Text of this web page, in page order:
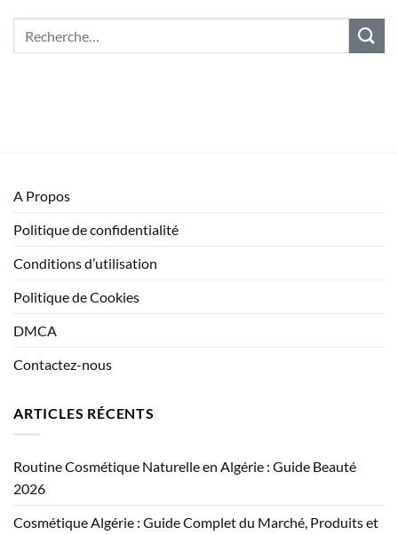
A Propos
Politique de confidentialité
Conditions d’utilisation
Politique de Cookies
DMCA
Contactez-nous
ARTICLES RÉCENTS
Routine Cosmétique Naturelle en Algérie : Guide Beauté
2026
Cosmétique Algérie : Guide Complet du Marché, Produits et